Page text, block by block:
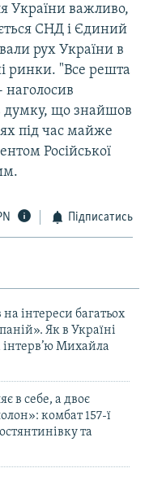
України важливо,
СНД і Єдиний
рух України в
ринки. "Все решта
наголосив
думку, що знайшов
під час майже
Російської
Підписатись
інтереси багатьох
Як в Україні
інтерв’ю Михайла
в себе, а двоє
комбат 157-ї
та